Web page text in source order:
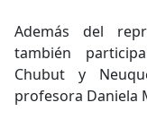
Además del
también
Chubut y
profesora Daniela